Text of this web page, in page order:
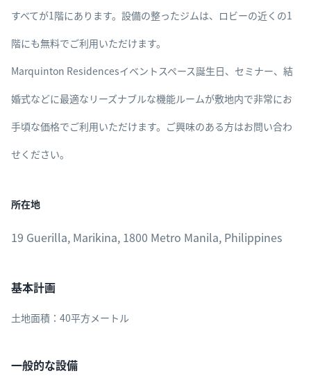
すべてが1階にあります。設備の整ったジムは、ロビーの近くの1
階にも無料でご利用いただけます。
Marquinton Residencesイベントスペース誕生日、セミナー、結
婚式などに最適なリーズナブルな機能ルームが敷地内で非常にお
手頃な価格でご利用いただけます。ご興味のある方はお問い合わ
せください。
所在地
19 Guerilla, Marikina, 1800 Metro Manila, Philippines
基本計画
土地面積：40平方メートル
一般的な設備